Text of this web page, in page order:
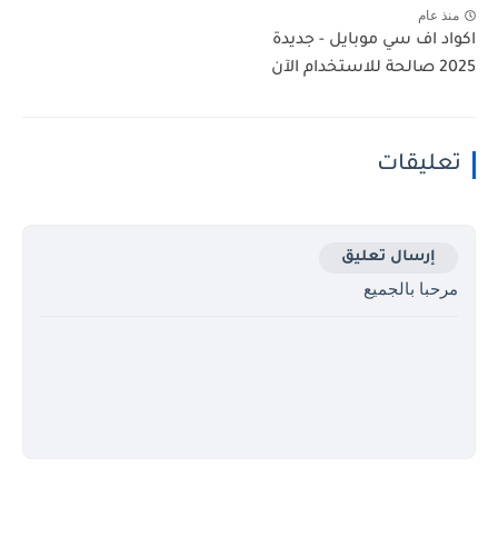
منذ عام
اكواد اف سي موبايل - جديدة
2025 صالحة للاستخدام الآن
تعليقات
إرسال تعليق
مرحبا بالجميع